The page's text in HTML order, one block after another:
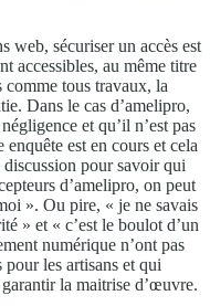
web, sécuriser un accès est
accessibles, au même titre
comme tous travaux, la
Dans le cas d’amelipro,
et qu’il n’est pas
est en cours et cela
discussion pour savoir qui
d’amelipro, on peut
». Ou pire, « je ne savais
» et « c’est le boulot d’un
numérique n’ont pas
pour les artisans et qui
la maitrise d’œuvre.